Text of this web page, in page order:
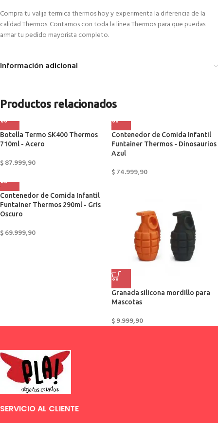
Compra tu valija termica thermos hoy y experimenta la diferencia de la
calidad Thermos. Contamos con toda la linea Thermos para que puedas
armar tu pedido mayorista completo.
Información adicional
Productos relacionados
Botella Termo SK400 Thermos
710ml - Acero
$87.999,90
Contenedor de Comida Infantil
Funtainer Thermos - Dinosaurios
Azul
$74.999,90
Contenedor de Comida Infantil
Funtainer Thermos 290ml - Gris
Oscuro
$69.999,90
Granada silicona mordillo para
Mascotas
$9.999,90
SERVICIO AL CLIENTE